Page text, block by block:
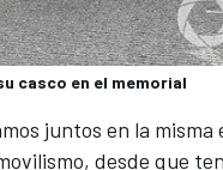
casco en el memorial
juntos en la
desde que